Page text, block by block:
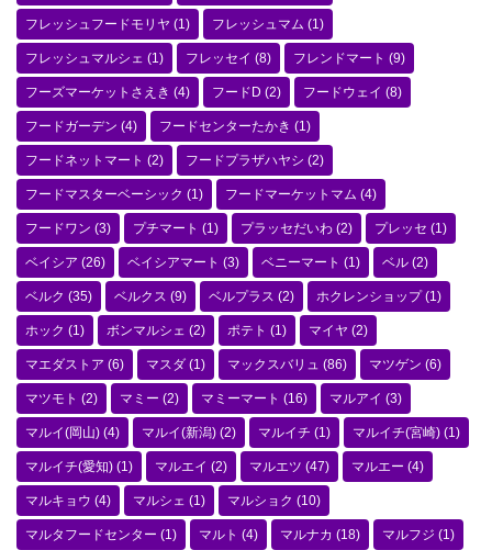
フレッシュフードモリヤ (1) フレッシュマム (1)
フレッシュマルシェ (1) フレッセイ (8) フレンドマート (9)
フーズマーケットさえき (4) フードD (2) フードウェイ (8)
フードガーデン (4) フードセンターたかき (1)
フードネットマート (2) フードプラザハヤシ (2)
フードマスターベーシック (1) フードマーケットマム (4)
フードワン (3) プチマート (1) プラッセだいわ (2) プレッセ (1)
ベイシア (26) ベイシアマート (3) ベニーマート (1) ベル (2)
ベルク (35) ベルクス (9) ベルプラス (2) ホクレンショップ(1)
ホック (1) ボンマルシェ (2) ポテト (1) マイヤ (2)
マエダストア (6) マスダ (1) マックスバリュ (86) マツゲン (6)
マツモト (2) マミー (2) マミーマート (16) マルアイ (3)
マルイ(岡山) (4) マルイ(新潟) (2) マルイチ (1) マルイチ(宮崎) (1)
マルイチ(愛知) (1) マルエイ (2) マルエツ (47) マルエー (4)
マルキョウ (4) マルシェ (1) マルショク (10)
マルタフードセンター (1) マルト (4) マルナカ (18) マルフジ (1)